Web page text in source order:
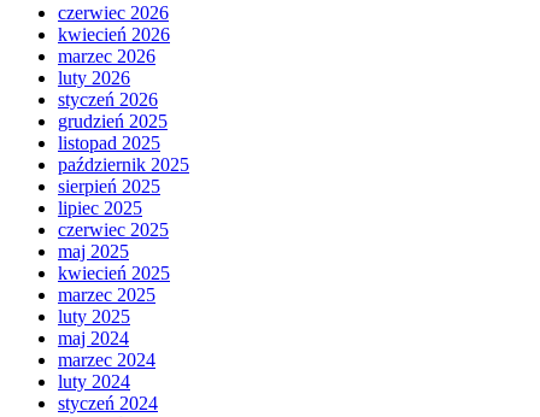
czerwiec 2026
kwiecień 2026
marzec 2026
luty 2026
styczeń 2026
grudzień 2025
listopad 2025
październik 2025
sierpień 2025
lipiec 2025
czerwiec 2025
maj 2025
kwiecień 2025
marzec 2025
luty 2025
maj 2024
marzec 2024
luty 2024
styczeń 2024